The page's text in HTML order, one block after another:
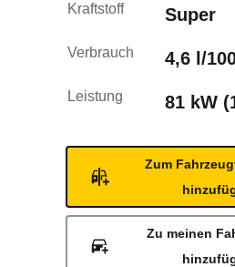
Kraftstoff Super
Verbrauch 4,6 l/
Leistung 81 kW
Zum
Zu meinen